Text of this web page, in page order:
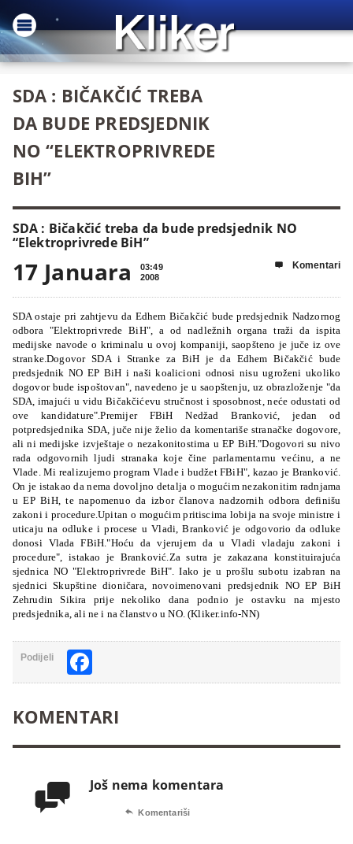
SDA : BIČAKČIĆ TREBA
DA BUDE PREDSJEDNIK
NO “ELEKTROPRIVREDE
BIH”
SDA : Bičakčić treba da bude predsjednik NO
“Elektroprivrede BiH”
17 Januara
03:49
2008
 Komentari
SDA ostaje pri zahtjevu da Edhem Bičakčić bude predsjednik Nadzornog
odbora "Elektroprivrede BiH", a od nadležnih organa traži da ispita
medijske navode o kriminalu u ovoj kompaniji, saopšteno je juče iz ove
stranke.Dogovor SDA i Stranke za BiH je da Edhem Bičakčić bude
predsjednik NO EP BiH i naši koalicioni odnosi nisu ugroženi ukoliko
dogovor bude ispoštovan", navedeno je u saopštenju, uz obrazloženje "da
SDA, imajući u vidu Bičakčićevu stručnost i sposobnost, neće odustati od
ove kandidature".Premijer FBiH Nedžad Branković, jedan od
potpredsjednika SDA, juče nije želio da komentariše stranačke dogovore,
ali ni medijske izvještaje o nezakonitostima u EP BiH."Dogovori su nivo
rada odgovornih ljudi stranaka koje čine parlamentarnu većinu, a ne
Vlade. Mi realizujemo program Vlade i budžet FBiH", kazao je Branković.
On je istakao da nema dovoljno detalja o mogućim nezakonitim radnjama
u EP BiH, te napomenuo da izbor članova nadzornih odbora definišu
zakoni i procedure.Upitan o mogućim pritiscima lobija na svoje ministre i
uticaju na odluke i procese u Vladi, Branković je odgovorio da odluke
donosi Vlada FBiH."Hoću da vjerujem da u Vladi vladaju zakoni i
procedure", istakao je Branković.Za sutra je zakazana konstituirajuća
sjednica NO "Elektroprivrede BiH". Iako je u prošlu subotu izabran na
sjednici Skupštine dioničara, novoimenovani predsjednik NO EP BiH
Zehrudin Sikira prije nekoliko dana podnio je ostavku na mjesto
predsjednika,ali ne i na članstvo u NO. (Kliker.info-NN)
Podijeli
KOMENTARI
 Još nema komentara
 Komentariši